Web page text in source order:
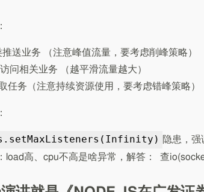
送业务 （注意峰值流量，要考虑削峰策略）
问相关业务 （越平滑流量越大）
任务（注意持续资源使用，要考虑错峰策略）
隐患，
load高、cpu不高是啥异常，解答： 查